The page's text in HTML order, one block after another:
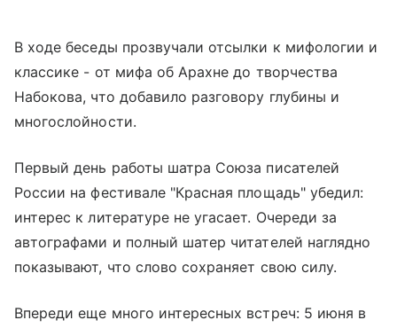
В ходе беседы прозвучали отсылки к мифологии и
классике - от мифа об Арахне до творчества
Набокова, что добавило разговору глубины и
многослойности.
Первый день работы шатра Союза писателей
России на фестивале "Красная площадь" убедил:
интерес к литературе не угасает. Очереди за
автографами и полный шатер читателей наглядно
показывают, что слово сохраняет свою силу.
Впереди еще много интересных встреч: 5 июня в